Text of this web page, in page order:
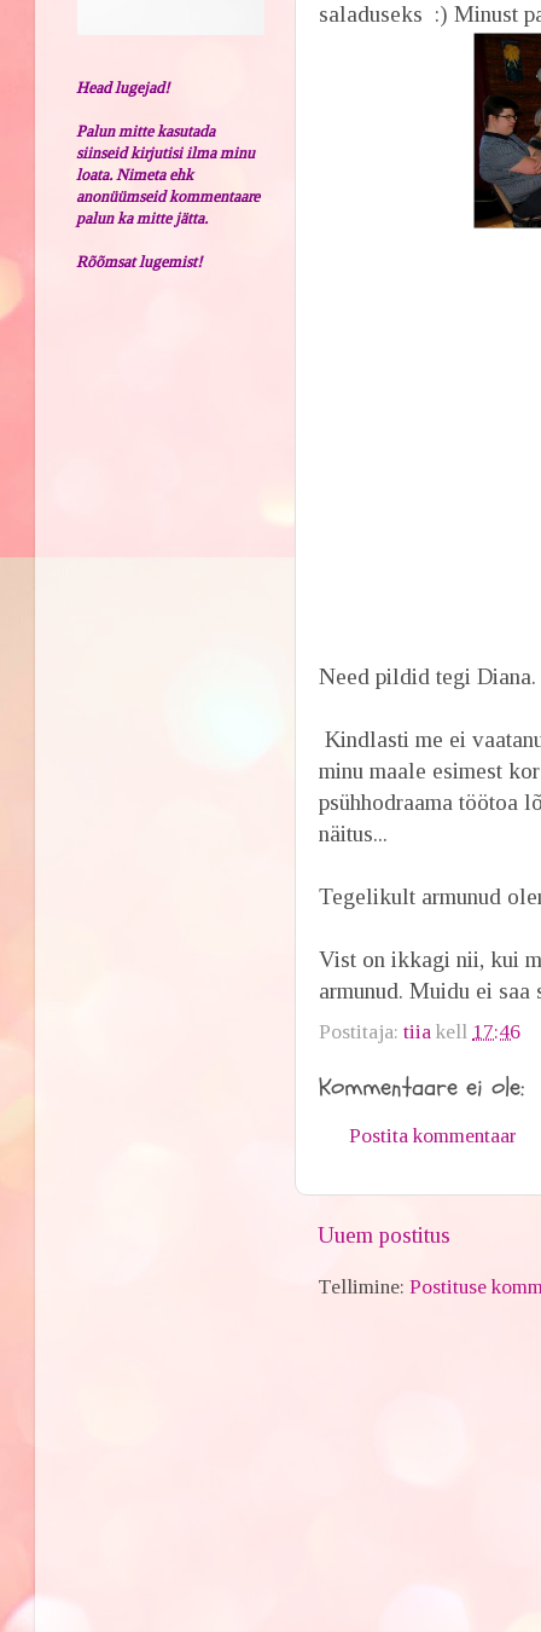
saladuseks :) Minust
Need pildid tegi Diana.
Kindlasti me ei
minu maale esimest
psühhodraama töötoa
näitus...
Tegelikult armunud
Vist on ikkagi nii, kui
armunud. Muidu ei
Postitaja:tiia kell 17:46
Kommentaare ei ole:
Postita kommentaar
Uuem postitus
Tellimine:Postituse
Head lugejad!
Palun mitte kasutada
siinseid kirjutisi ilma minu
loata. Nimeta ehk
anonüümseid kommentaare
palun ka mitte jätta.
Rõõmsat lugemist!